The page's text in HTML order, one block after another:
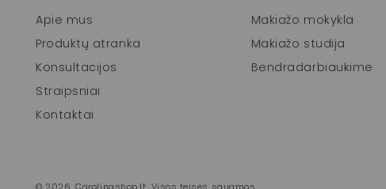
Apie mus
Produktų atranka
Konsultacijos
Straipsniai
Kontaktai
Makiažo mokykla
Makiažo studija
Bendradarbiaukime